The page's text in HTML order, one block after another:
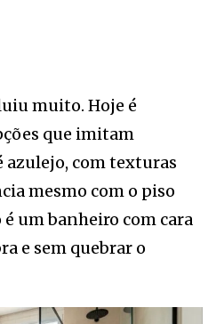
muito. Hoje é
que imitam
azulejo, com texturas
mesmo com o piso
um banheiro com cara
e sem quebrar o